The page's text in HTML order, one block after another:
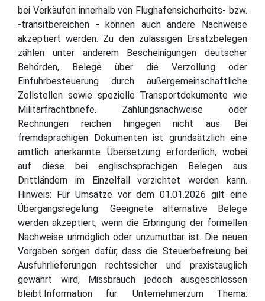
bei Verkäufen innerhalb von Flughafensicherheits- bzw.
-transitbereichen - können auch andere Nachweise
akzeptiert werden. Zu den zulässigen Ersatzbelegen
zählen unter anderem Bescheinigungen deutscher
Behörden, Belege über die Verzollung oder
Einfuhrbesteuerung durch außergemeinschaftliche
Zollstellen sowie spezielle Transportdokumente wie
Militärfrachtbriefe. Zahlungsnachweise oder
Rechnungen reichen hingegen nicht aus. Bei
fremdsprachigen Dokumenten ist grundsätzlich eine
amtlich anerkannte Übersetzung erforderlich, wobei
auf diese bei englischsprachigen Belegen aus
Drittländern im Einzelfall verzichtet werden kann.
Hinweis: Für Umsätze vor dem 01.01.2026 gilt eine
Übergangsregelung. Geeignete alternative Belege
werden akzeptiert, wenn die Erbringung der formellen
Nachweise unmöglich oder unzumutbar ist. Die neuen
Vorgaben sorgen dafür, dass die Steuerbefreiung bei
Ausfuhrlieferungen rechtssicher und praxistauglich
gewährt wird, Missbrauch jedoch ausgeschlossen
bleibt.Information für: Unternehmerzum Thema: